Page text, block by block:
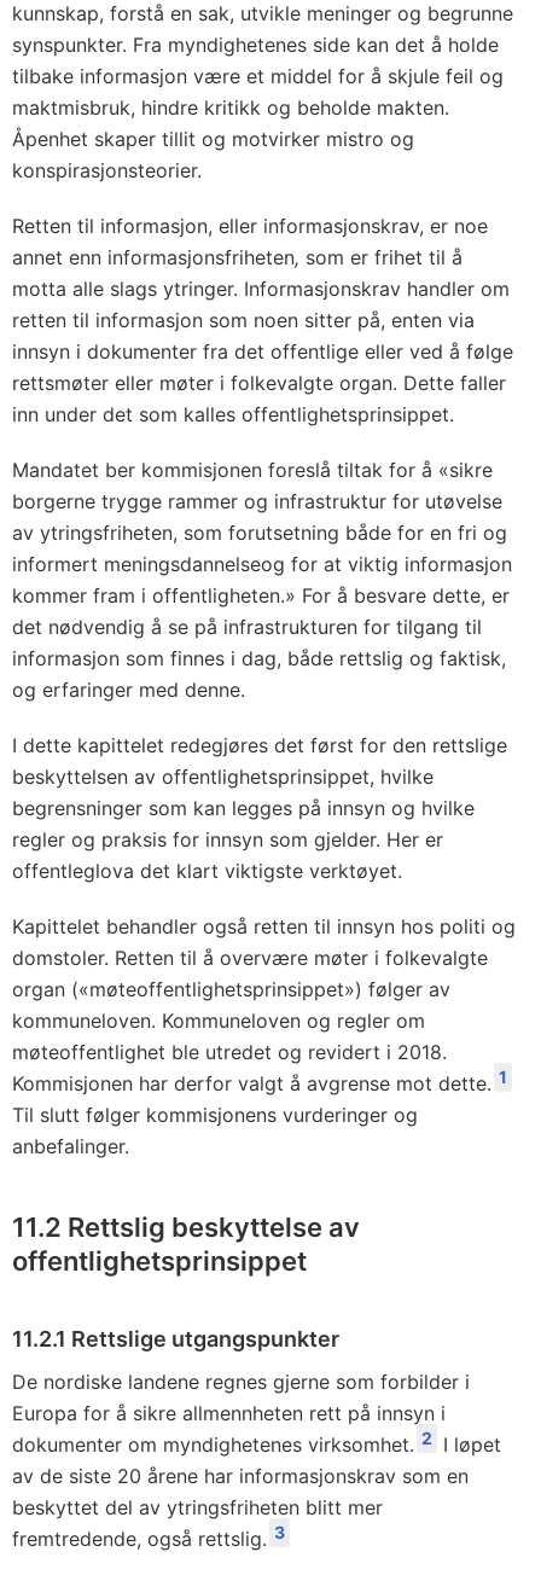
kunnskap, forstå en sak, utvikle meninger og begrunne
synspunkter. Fra myndighetenes side kan det å holde
tilbake informasjon være et middel for å skjule feil og
maktmisbruk, hindre kritikk og beholde makten.
Åpenhet skaper tillit og motvirker mistro og
konspirasjonsteorier.
Retten til informasjon, eller informasjonskrav, er noe
annet enn informasjonsfriheten, som er frihet til å
motta alle slags ytringer. Informasjonskrav handler om
retten til informasjon som noen sitter på, enten via
innsyn i dokumenter fra det offentlige eller ved å følge
rettsmøter eller møter i folkevalgte organ. Dette faller
inn under det som kalles offentlighetsprinsippet.
Mandatet ber kommisjonen foreslå tiltak for å «sikre
borgerne trygge rammer og infrastruktur for utøvelse
av ytringsfriheten, som forutsetning både for en fri og
informert meningsdannelseog for at viktig informasjon
kommer fram i offentligheten.» For å besvare dette, er
det nødvendig å se på infrastrukturen for tilgang til
informasjon som finnes i dag, både rettslig og faktisk,
og erfaringer med denne.
I dette kapittelet redegjøres det først for den rettslige
beskyttelsen av offentlighetsprinsippet, hvilke
begrensninger som kan legges på innsyn og hvilke
regler og praksis for innsyn som gjelder. Her er
offentleglova det klart viktigste verktøyet.
Kapittelet behandler også retten til innsyn hos politi og
domstoler. Retten til å overvære møter i folkevalgte
organ («møteoffentlighetsprinsippet») følger av
kommuneloven. Kommuneloven og regler om
møteoffentlighet ble utredet og revidert i 2018.
Kommisjonen har derfor valgt å avgrense mot dette. 1
Til slutt følger kommisjonens vurderinger og
anbefalinger.
11.2 Rettslig beskyttelse av
offentlighetsprinsippet
11.2.1 Rettslige utgangspunkter
De nordiske landene regnes gjerne som forbilder i
Europa for å sikre allmennheten rett på innsyn i
dokumenter om myndighetenes virksomhet. 2
I løpet
av de siste 20 årene har informasjonskrav som en
beskyttet del av ytringsfriheten blitt mer
fremtredende, også rettslig. 3